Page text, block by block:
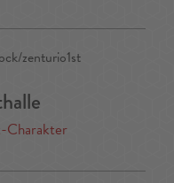
Charakter